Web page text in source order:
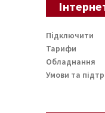
Підключити
Тарифи
Обладнання
Умови та